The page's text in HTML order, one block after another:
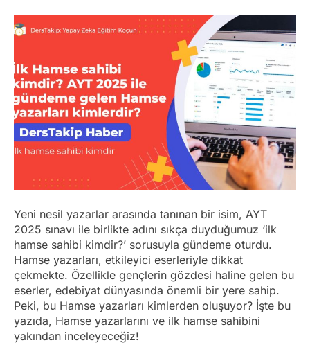
Yeni nesil yazarlar arasında tanınan bir isim, AYT
2025 sınavı ile birlikte adını sıkça duyduğumuz ‘ilk
hamse sahibi kimdir?’ sorusuyla gündeme oturdu.
Hamse yazarları, etkileyici eserleriyle dikkat
çekmekte. Özellikle gençlerin gözdesi haline gelen bu
eserler, edebiyat dünyasında önemli bir yere sahip.
Peki, bu Hamse yazarları kimlerden oluşuyor? İşte bu
yazıda, Hamse yazarlarını ve ilk hamse sahibini
yakından inceleyeceğiz!